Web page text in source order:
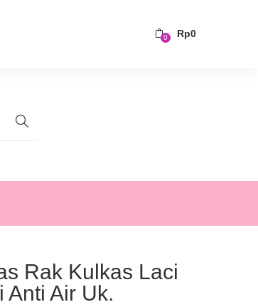
0 Rp0
Rak Kulkas Laci
Anti Air Uk.